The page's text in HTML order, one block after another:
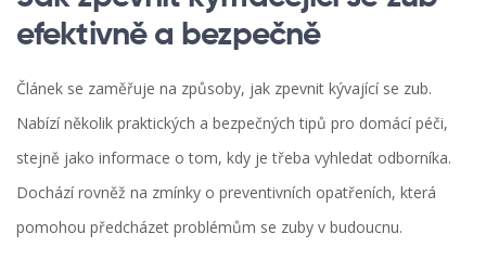
efektivně a bezpečně
Článek se zaměřuje na způsoby, jak zpevnit kývající se zub.
Nabízí několik praktických a bezpečných tipů pro domácí péči,
stejně jako informace o tom, kdy je třeba vyhledat odborníka.
Dochází rovněž na zmínky o preventivních opatřeních, která
pomohou předcházet problémům se zuby v budoucnu.